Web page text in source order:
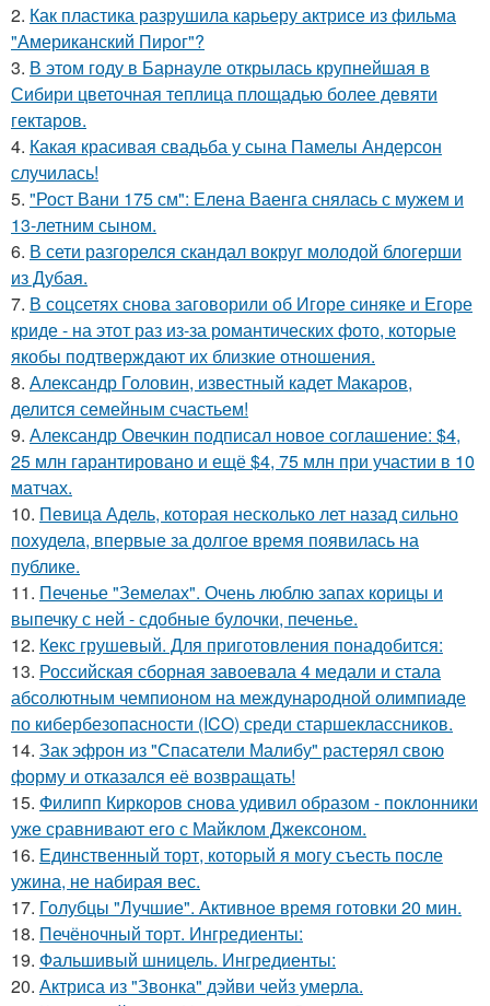
2. Как пластика разрушила карьеру актрисе из фильма
"Американский Пирог"?
3. В этом году в Барнауле открылась крупнейшая в
Сибири цветочная теплица площадью более девяти
гектаров.
4. Какая красивая свадьба у сына Памелы Андерсон
случилась!
5. "Рост Вани 175 см": Елена Ваенга снялась с мужем и
13-летним сыном.
6. В сети разгорелся скандал вокруг молодой блогерши
из Дубая.
7. В соцсетях снова заговорили об Игоре синяке и Егоре
криде - на этот раз из-за романтических фото, которые
якобы подтверждают их близкие отношения.
8. Александр Головин, известный кадет Макаров,
делится семейным счастьем!
9. Александр Овечкин подписал новое соглашение: $4,
25 млн гарантировано и ещё $4, 75 млн при участии в 10
матчах.
10. Певица Адель, которая несколько лет назад сильно
похудела, впервые за долгое время появилась на
публике.
11. Печенье "Земелах". Очень люблю запах корицы и
выпечку с ней - сдобные булочки, печенье.
12. Кекс грушевый. Для приготовления понадобится:
13. Российская сборная завоевала 4 медали и стала
абсолютным чемпионом на международной олимпиаде
по кибербезопасности (ICO) среди старшеклассников.
14. Зак эфрон из "Спасатели Малибу" растерял свою
форму и отказался её возвращать!
15. Филипп Киркоров снова удивил образом - поклонники
уже сравнивают его с Майклом Джексоном.
16. Единственный торт, который я могу съесть после
ужина, не набирая вес.
17. Голубцы "Лучшие". Активное время готовки 20 мин.
18. Печёночный торт. Ингредиенты:
19. Фальшивый шницель. Ингредиенты:
20. Актриса из "Звонка" дэйви чейз умерла.